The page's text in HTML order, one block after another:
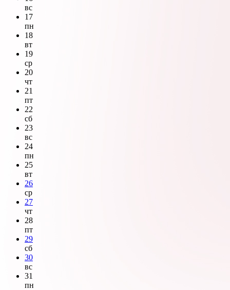
вс
17
пн
18
вт
19
ср
20
чт
21
пт
22
сб
23
вс
24
пн
25
вт
26
ср
27
чт
28
пт
29
сб
30
вс
31
пн